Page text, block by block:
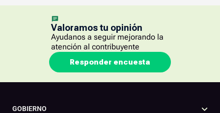
Valoramos tu opinión
Ayudanos a seguir mejorando la
atención al contribuyente
Responder encuesta
GOBIERNO